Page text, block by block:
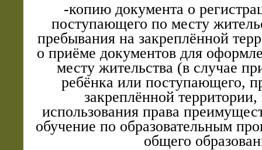
-копию документа о
поступающего по месту
пребывания на закреплённой
о приёме документов для
месту жительства (в случае
ребёнка или поступающего,
закреплённой
использования права
обучение по образовательным
общего